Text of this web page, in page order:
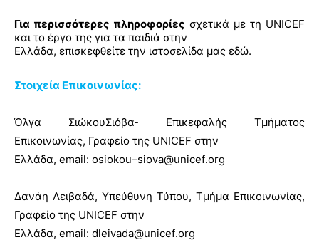
Για περισσότερες πληροφορίες σχετικά με τη UNICEF
και το έργο της για τα παιδιά στην
Ελλάδα, επισκεφθείτε την ιστοσελίδα μας εδώ.
Στοιχεία Επικοινωνίας:
Όλγα ΣιώκουΣιόβα- Επικεφαλής Τμήματος
Επικοινωνίας, Γραφείο της UNICEF στην
Ελλάδα, email: osiokou–siova@unicef.org
Δανάη Λειβαδά, Υπεύθυνη Τύπου, Τμήμα Επικοινωνίας,
Γραφείο της UNICEF στην
Ελλάδα, email: dleivada@unicef.org